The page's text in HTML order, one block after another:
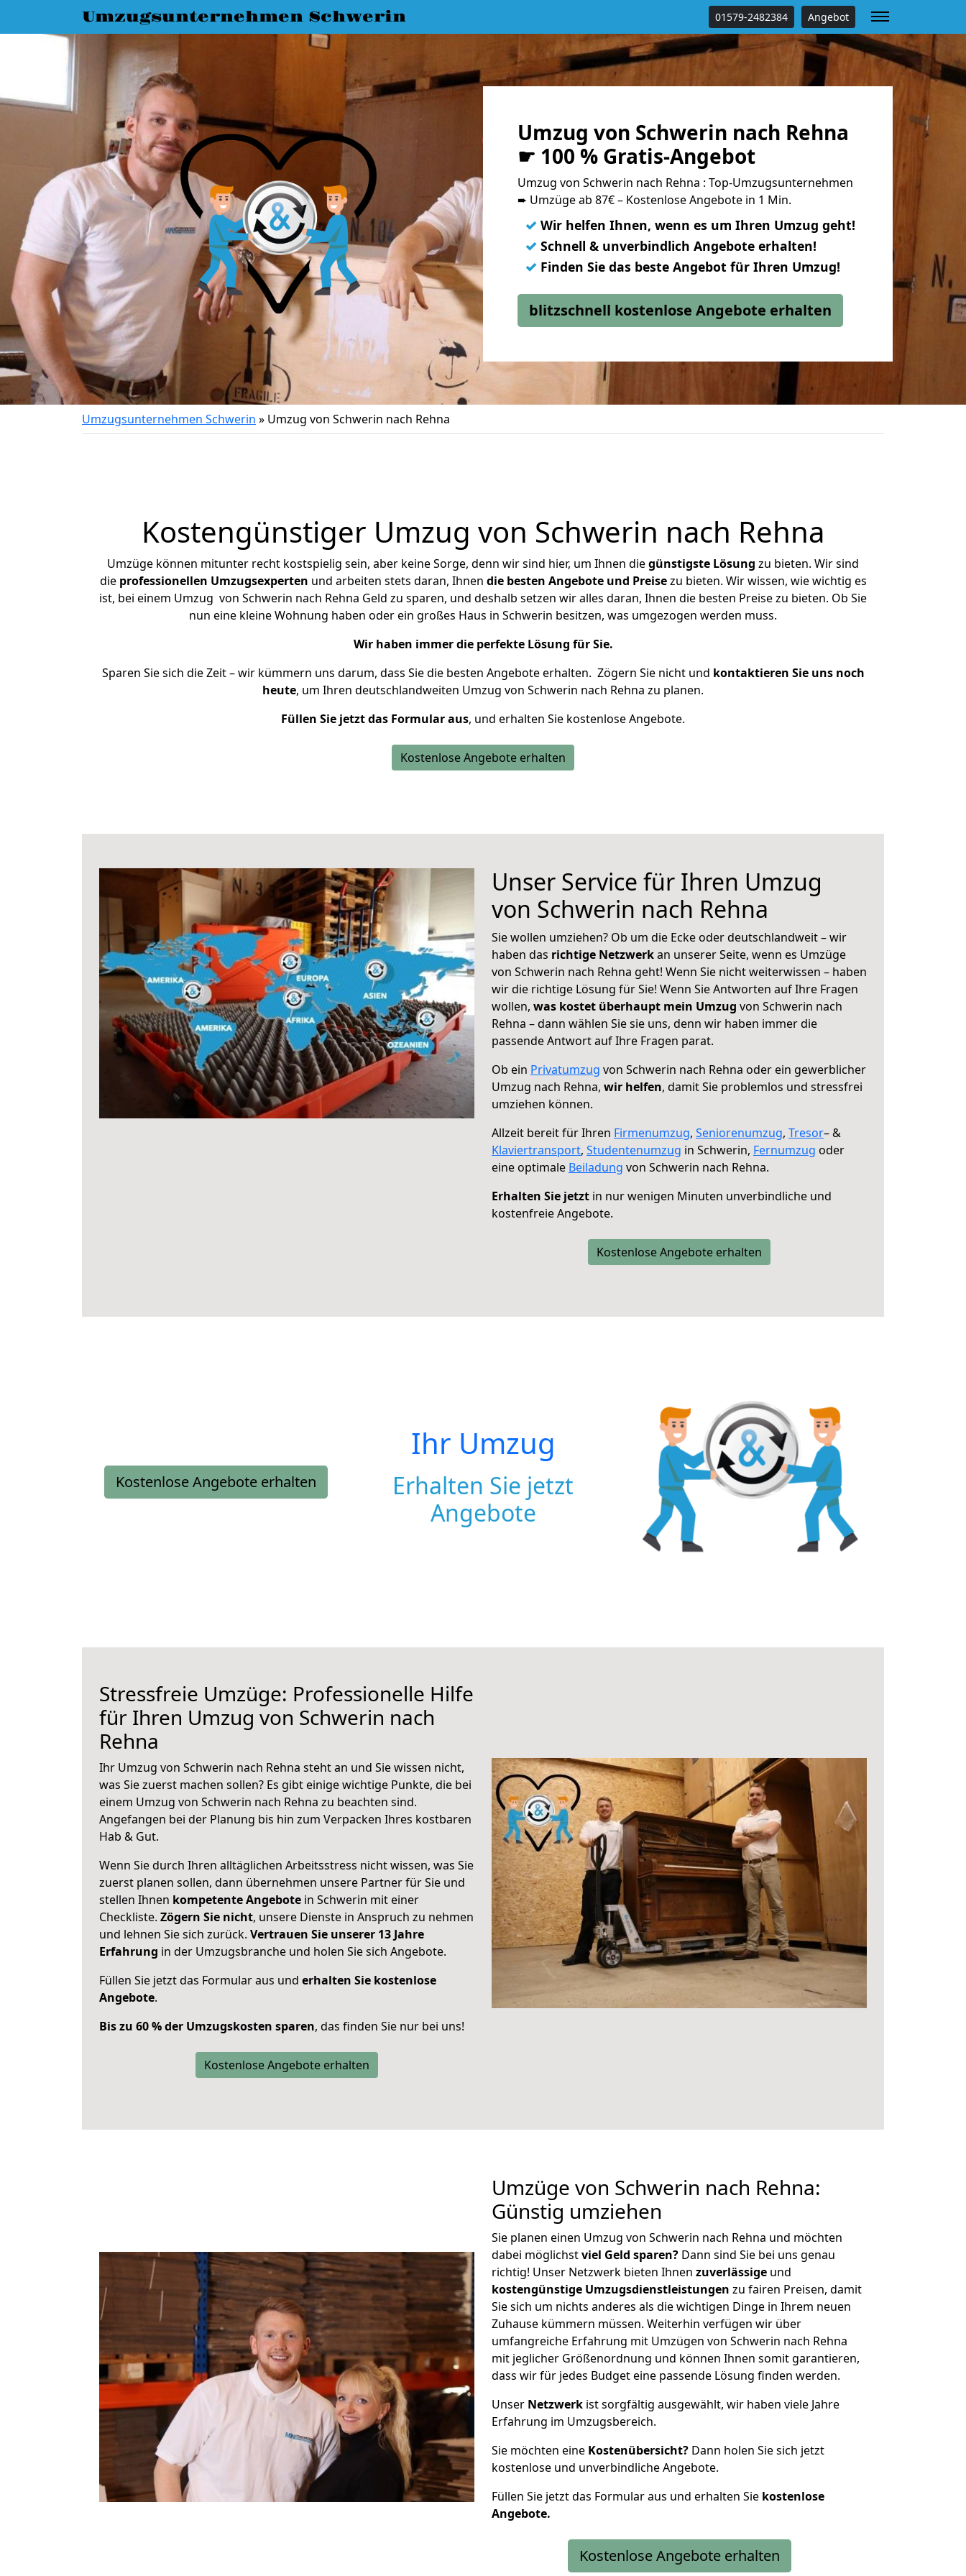
Umzugsunternehmen Schwerin 01579-2482384 Angebot
Umzug von Schwerin nach Rehna
☛ 100 % Gratis-Angebot
Umzug von Schwerin nach Rehna : Top-Umzugsunternehmen
➨ Umzüge ab 87€ – Kostenlose Angebote in 1 Min.
✓ Wir helfen Ihnen, wenn es um Ihren Umzug geht!
✓ Schnell & unverbindlich Angebote erhalten!
✓ Finden Sie das beste Angebot für Ihren Umzug!
blitzschnell kostenlose Angebote erhalten
Umzugsunternehmen Schwerin » Umzug von Schwerin nach Rehna
Kostengünstiger Umzug von Schwerin nach Rehna
Umzüge können mitunter recht kostspielig sein, aber keine Sorge, denn wir sind hier, um Ihnen diegünstigste Lösung zu bieten. Wir sind
die professionellen Umzugsexperten und arbeiten stets daran, Ihnen die besten Angebote und Preisezu bieten. Wir wissen, wie wichtig es
ist, bei einem Umzug von Schwerin nach Rehna Geld zu sparen, und deshalb setzen wir alles daran, Ihnen die besten Preise zu bieten. Ob Sie
nun eine kleine Wohnung haben oder ein großes Haus in Schwerin besitzen, was umgezogen werden muss.
Wir haben immer die perfekte Lösung für Sie.
Sparen Sie sich die Zeit – wir kümmern uns darum, dass Sie die besten Angebote erhalten. Zögern Sie nicht und kontaktieren Sie uns noch
heute, um Ihren deutschlandweiten Umzug von Schwerin nach Rehna zu planen.
Füllen Sie jetzt das Formular aus, und erhalten Sie kostenlose Angebote.
Kostenlose Angebote erhalten
Unser Service für Ihren Umzug
von Schwerin nach Rehna
Sie wollen umziehen? Ob um die Ecke oder deutschlandweit – wir
haben das richtige Netzwerkan unserer Seite, wenn es Umzüge
von Schwerin nach Rehna geht! Wenn Sie nicht weiterwissen – haben
wir die richtige Lösung für Sie! Wenn Sie Antworten auf Ihre Fragen
wollen, was kostet überhaupt mein Umzug von Schwerin nach
Rehna – dann wählen Sie sie uns, denn wir haben immer die
passende Antwort auf Ihre Fragen parat.
Ob ein Privatumzug von Schwerin nach Rehna oder ein gewerblicher
Umzug nach Rehna, wir helfen, damit Sie problemlos und stressfrei
umziehen können.
Allzeit bereit für Ihren Firmenumzug, Seniorenumzug, Tresor– &
Klaviertransport, Studentenumzug in Schwerin, Fernumzug oder
eine optimale Beiladung von Schwerin nach Rehna.
Erhalten Sie jetzt in nur wenigen Minuten unverbindliche und
kostenfreie Angebote.
Kostenlose Angebote erhalten
Kostenlose Angebote erhalten
Ihr Umzug
Erhalten Sie jetzt
Angebote
Stressfreie Umzüge: Professionelle Hilfe
für Ihren Umzug von Schwerin nach
Rehna
Ihr Umzug von Schwerin nach Rehna steht an und Sie wissen nicht,
was Sie zuerst machen sollen? Es gibt einige wichtige Punkte, die bei
einem Umzug von Schwerin nach Rehna zu beachten sind.
Angefangen bei der Planung bis hin zum Verpacken Ihres kostbaren
Hab & Gut.
Wenn Sie durch Ihren alltäglichen Arbeitsstress nicht wissen, was Sie
zuerst planen sollen, dann übernehmen unsere Partner für Sie und
stellen Ihnen kompetente Angebote in Schwerin mit einer
Checkliste. Zögern Sie nicht, unsere Dienste in Anspruch zu nehmen
und lehnen Sie sich zurück. Vertrauen Sie unserer 13 Jahre
Erfahrung in der Umzugsbranche und holen Sie sich Angebote.
Füllen Sie jetzt das Formular aus und erhalten Sie kostenlose
Angebote.
Bis zu 60 % der Umzugskosten sparen, das finden Sie nur bei uns!
Kostenlose Angebote erhalten
Umzüge von Schwerin nach Rehna:
Günstig umziehen
Sie planen einen Umzug von Schwerin nach Rehna und möchten
dabei möglichstviel Geld sparen? Dann sind Sie bei uns genau
richtig! Unser Netzwerk bieten Ihnen zuverlässige und
kostengünstige Umzugsdienstleistungen zu fairen Preisen, damit
Sie sich um nichts anderes als die wichtigen Dinge in Ihrem neuen
Zuhause kümmern müssen. Weiterhin verfügen wir über
umfangreiche Erfahrung mit Umzügen von Schwerin nach Rehna
mit jeglicher Größenordnung und können Ihnen somit garantieren,
dass wir für jedes Budget eine passende Lösung finden werden.
Unser Netzwerk ist sorgfältig ausgewählt, wir haben viele Jahre
Erfahrung im Umzugsbereich.
Sie möchten eine Kostenübersicht? Dann holen Sie sich jetzt
kostenlose und unverbindliche Angebote.
Füllen Sie jetzt das Formular aus und erhalten Sie kostenlose
Angebote.
Kostenlose Angebote erhalten